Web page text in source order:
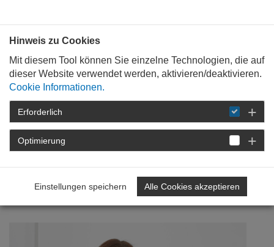
STARTSEITE DETAIL
Mitgestalten statt nur
zuschauen
Hinweis zu Cookies
Mit diesem Tool können Sie einzelne Technologien, die auf
dieser Website verwendet werden, aktivieren/deaktivieren.
Cookie Informationen.
Erforderlich
Optimierung
Einstellungen speichern Alle Cookies akzeptieren